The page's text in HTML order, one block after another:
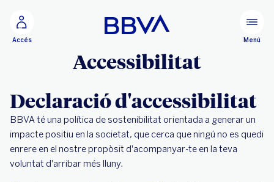
Accés Menú
Accessibilitat
Declaració d'accessibilitat
BBVA té una política de sostenibilitat orientada a generar un
impacte positiu en la societat, que cerca que ningú no es quedi
enrere en el nostre propòsit d'acompanyar-te en la teva
voluntat d'arribar més lluny.